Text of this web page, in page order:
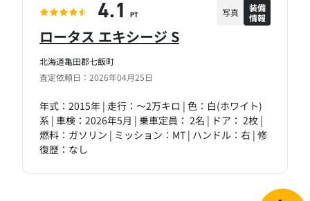
北海道亀田郡七飯町
査定依頼日：2026年04月25日
ロータス エキシージ S
年式：2015年 | 走行：～2万キロ | 色：白(ホワイト)
系 | 車検：2026年5月 | 乗車定員： 2名 | ドア： 2枚 |
燃料：ガソリン | ミッション：MT | ハンドル：右 | 修
復歴：なし
4.1 PT 写真
装備
情報